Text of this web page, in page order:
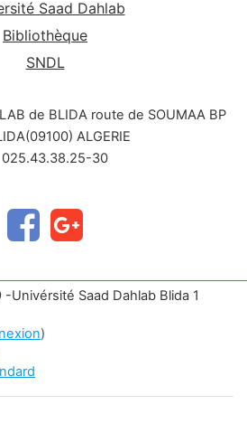
Saad Dahlab
Bibliothèque
SNDL
de BLIDA route de SOUMAA BP
ALGERIE
025.43.38.25-30
Univérsité Saad Dahlab Blida 1
)